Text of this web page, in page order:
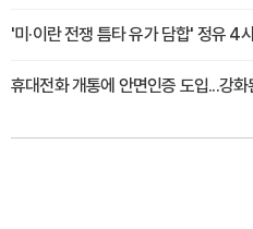
'미·이란 전쟁 틈타 유가 담합' 정유 4
휴대전화 개통에 안면인증 도입...강